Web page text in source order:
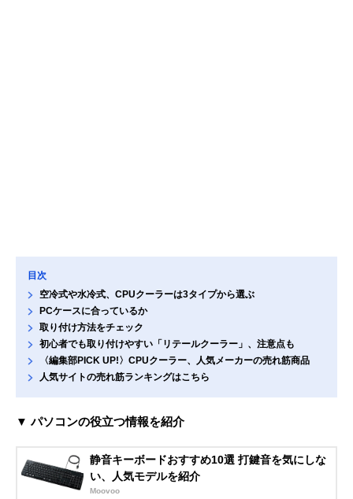
目次
空冷式や水冷式、CPUクーラーは3タイプから選ぶ
PCケースに合っているか
取り付け方法をチェック
初心者でも取り付けやすい「リテールクーラー」、注意点も
〈編集部PICK UP!〉CPUクーラー、人気メーカーの売れ筋商品
人気サイトの売れ筋ランキングはこちら
▼ パソコンの役立つ情報を紹介
静音キーボードおすすめ10選 打鍵音を気にしな
い、人気モデルを紹介
Moovoo